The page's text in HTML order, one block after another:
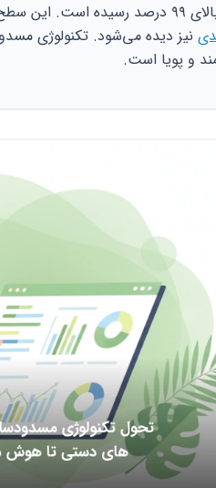
در
نیز دیده می‌شود. تکنولوژی
و پویا است.